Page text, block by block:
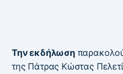
Την εκδήλωση
της Πάτρας Κώστας